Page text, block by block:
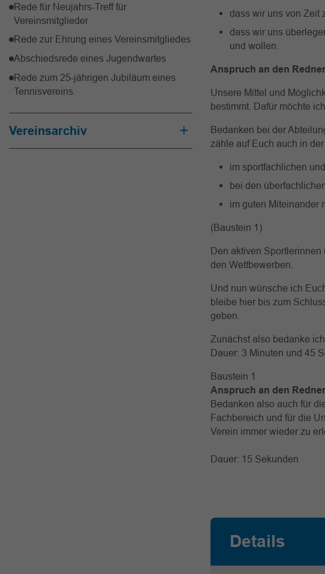
Rede für Neujahrs-Treff für
Vereinsmitglieder
Rede zur Ehrung eines Vereinsmitgliedes
Abschiedsrede eines Jugendwartes
Rede zum 25-jährigen Jubiläum eines
Tennisvereins
Vereinsarchiv
dass wir uns von Zeit
dass wir uns
und wollen.
Anspruch an den
Unsere Mittel und
bestimmt. Dafür möchte
Bedanken bei der
zähle auf Euch auch in
im sportfachlichen
bei den
im guten Miteinander
(Baustein 1)
Den aktiven
den Wettbewerben.
Und nun wünsche ich
bleibe hier bis zum
geben.
Zunächst also bedanke
Dauer: 3 Minuten und 45
Baustein 1
Anspruch an den
Bedanken also auch für
Fachbereich und für die
Verein immer wieder zu
Dauer: 15 Sekunden
Details